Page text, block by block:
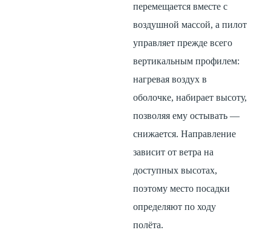
перемещается вместе с
воздушной массой, а пилот
управляет прежде всего
вертикальным профилем:
нагревая воздух в
оболочке, набирает высоту,
позволяя ему остывать —
снижается. Направление
зависит от ветра на
доступных высотах,
поэтому место посадки
определяют по ходу
полёта.